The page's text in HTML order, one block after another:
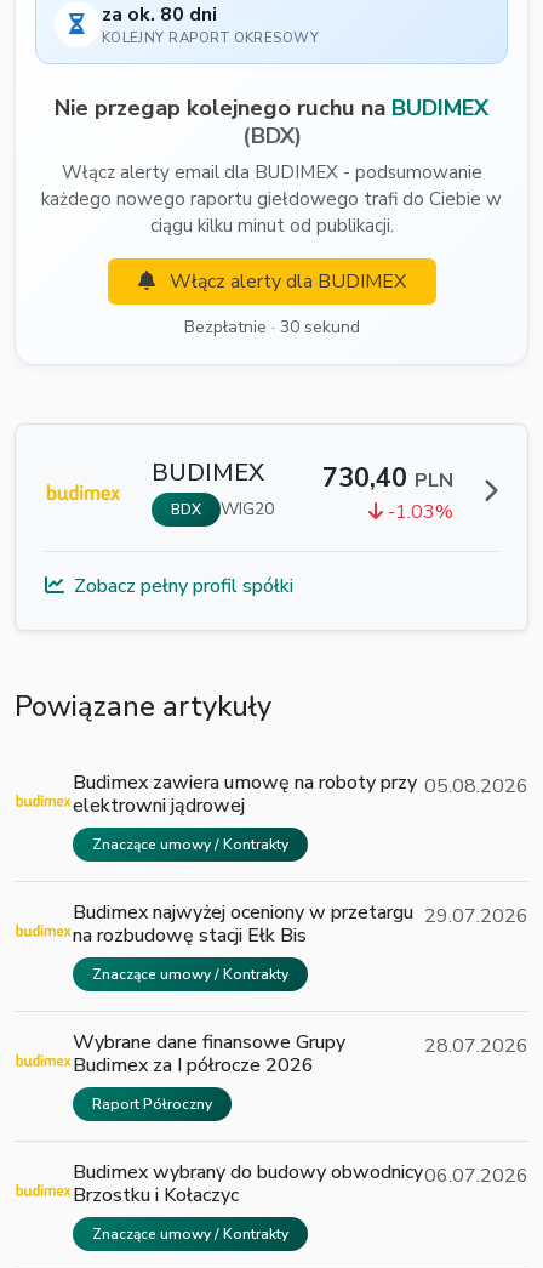
za ok. 80 dni
KOLEJNY RAPORT OKRESOWY
Nie przegap kolejnego ruchu na BUDIMEX
(BDX)
Włącz alerty email dla BUDIMEX - podsumowanie
każdego nowego raportu giełdowego trafi do Ciebie w
ciągu kilku minut od publikacji.
Włącz alerty dla BUDIMEX
Bezpłatnie · 30 sekund
BUDIMEX
BDX WIG20
730,40 PLN
-1.03%
Zobacz pełny profil spółki
Powiązane artykuły
Budimex zawiera umowę na roboty przy
elektrowni jądrowej
Znaczące umowy / Kontrakty
05.08.2026
Budimex najwyżej oceniony w przetargu
na rozbudowę stacji Ełk Bis
Znaczące umowy / Kontrakty
29.07.2026
Wybrane dane finansowe Grupy
Budimex za I półrocze 2026
Raport Półroczny
28.07.2026
Budimex wybrany do budowy obwodnicy
Brzostku i Kołaczyc
Znaczące umowy / Kontrakty
06.07.2026